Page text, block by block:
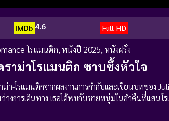
IMDb 4.6 Full HD
โรแมนติก, หนังปี 2025, หนังฝรั่ง
ราม่าโรแมนติก ซาบซึ้งหัวใจ
า-โรแมนติกจากผลงานการกำกับและเขียนบทของ
างการเดินทาง เธอได้พบกับชายหนุ่มในค่ำคืนที่แสน